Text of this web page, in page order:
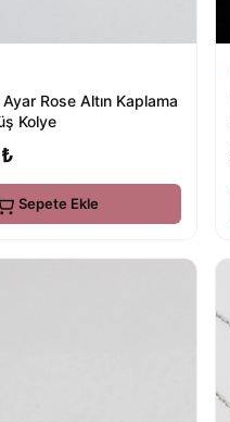
Rose Altın Kaplama
Kolye
Sepete Ekle